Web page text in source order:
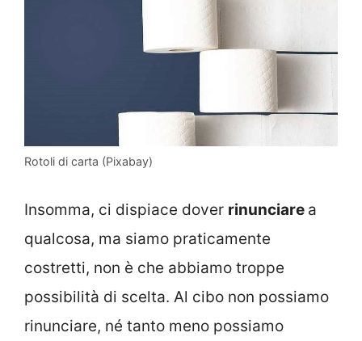
Rotoli di carta (Pixabay)
Insomma, ci dispiace dover rinunciare a
qualcosa, ma siamo praticamente
costretti, non è che abbiamo troppe
possibilità di scelta. Al cibo non possiamo
rinunciare, né tanto meno possiamo